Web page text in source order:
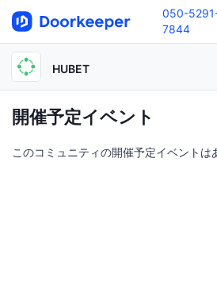
050-
7844
HUBET
開催予定イベント
このコミュニティの開催予定イベントは